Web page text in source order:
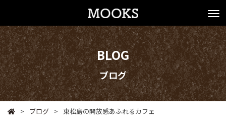
BLOG
ブログ
> ブログ > 東松島の開放感あふれるカフェ